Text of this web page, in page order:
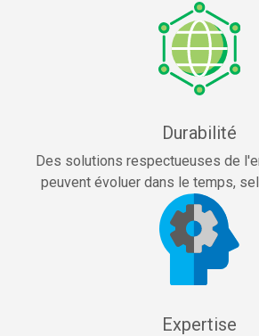
Durabilité
Des solutions respectueuses de
peuvent évoluer dans le temps,
Expertise